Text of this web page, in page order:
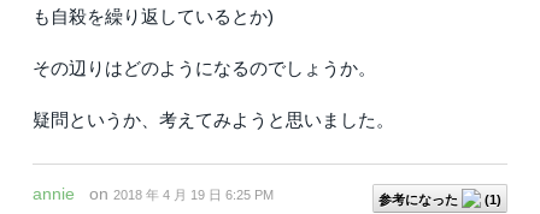
も自殺を繰り返しているとか)
その辺りはどのようになるのでしょうか。
疑問というか、考えてみようと思いました。
参考になった (1)
annie on 2018 年 4 月 19 日 6:25 PM